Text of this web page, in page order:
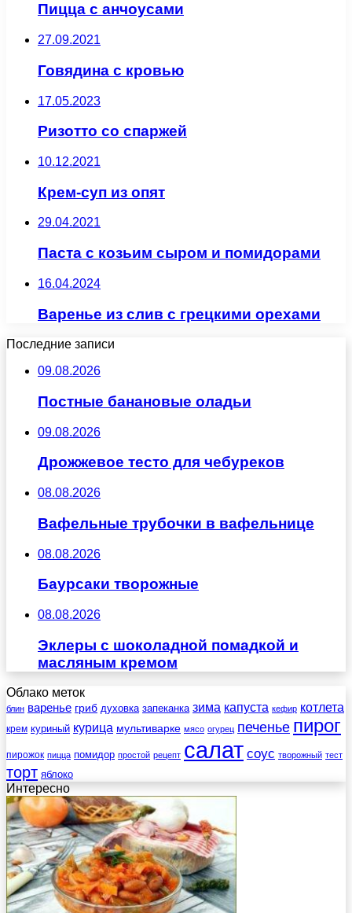
Пицца с анчоусами
27.09.2021
Говядина с кровью
17.05.2023
Ризотто со спаржей
10.12.2021
Крем-суп из опят
29.04.2021
Паста с козьим сыром и помидорами
16.04.2024
Варенье из слив с грецкими орехами
Последние записи
09.08.2026
Постные банановые оладьи
09.08.2026
Дрожжевое тесто для чебуреков
08.08.2026
Вафельные трубочки в вафельнице
08.08.2026
Баурсаки творожные
08.08.2026
Эклеры с шоколадной помадкой и
масляным кремом
Облако меток
блин варенье гриб духовка запеканка зима капуста кефир котлета
крем куриный курица мультиварке мясо огурец печенье пирог
пирожок пицца помидор простой рецепт салат соус творожный тест
торт яблоко
Интересно